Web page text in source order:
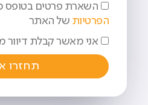
השארת פרטים בטופס
הפרטיות של האתר
אני מאשר קבלת
תחזרו